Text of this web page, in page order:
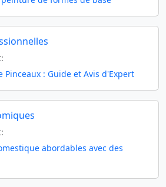
Pinceaux : Guide et Avis d'Expert
abordables avec des